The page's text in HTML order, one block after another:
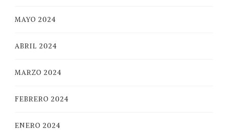
MAYO 2024
ABRIL 2024
MARZO 2024
FEBRERO 2024
ENERO 2024